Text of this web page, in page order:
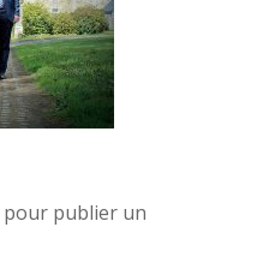
pour publier un